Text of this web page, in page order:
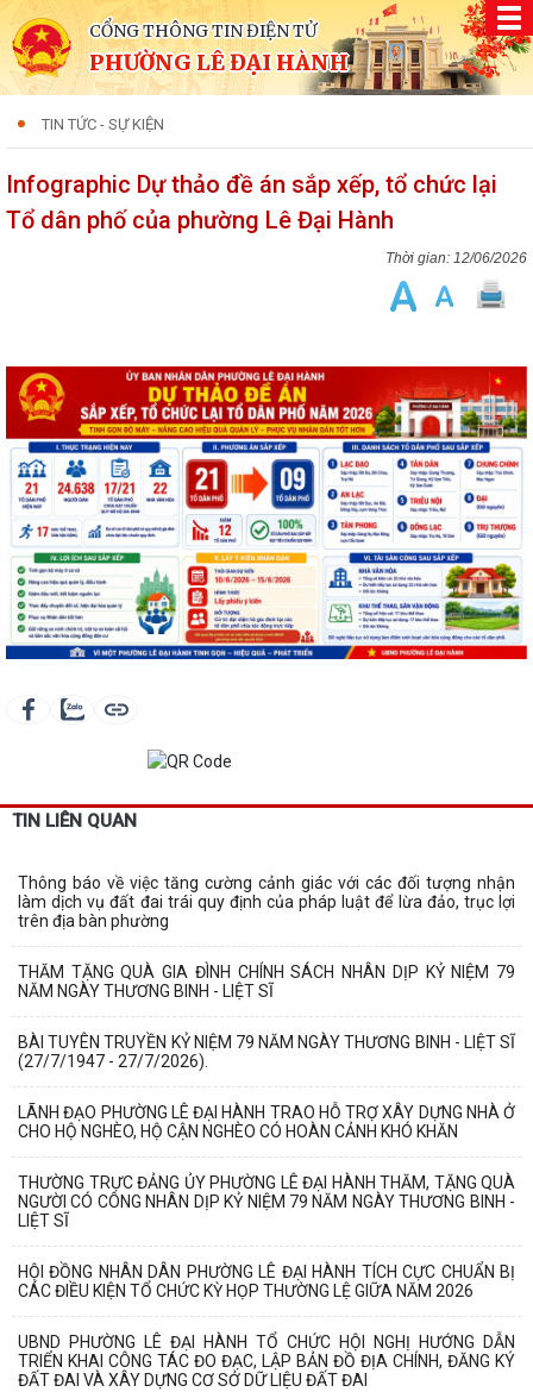
CỔNG THÔNG TIN ĐIỆN TỬ
PHƯỜNG LÊ ĐẠI HÀNH
TIN TỨC - SỰ KIỆN
Infographic Dự thảo đề án sắp xếp, tổ chức lại
Tổ dân phố của phường Lê Đại Hành
12/06/2026
TIN LIÊN QUAN
Thông báo về việc tăng cường cảnh giác với các đối tượng nhận
làm dịch vụ đất đai trái quy định của pháp luật để lừa đảo, trục lợi
trên địa bàn phường
THĂM TẶNG QUÀ GIA ĐÌNH CHÍNH SÁCH NHÂN DỊP KỶ NIỆM 79
NĂM NGÀY THƯƠNG BINH - LIỆT SĨ
BÀI TUYÊN TRUYỀN KỶ NIỆM 79 NĂM NGÀY THƯƠNG BINH - LIỆT SĨ
(27/7/1947 - 27/7/2026).
LÃNH ĐẠO PHƯỜNG LÊ ĐẠI HÀNH TRAO HỖ TRỢ XÂY DỰNG NHÀ Ở
CHO HỘ NGHÈO, HỘ CẬN NGHÈO CÓ HOÀN CẢNH KHÓ KHĂN
THƯỜNG TRỰC ĐẢNG ỦY PHƯỜNG LÊ ĐẠI HÀNH THĂM, TẶNG QUÀ
NGƯỜI CÓ CÔNG NHÂN DỊP KỶ NIỆM 79 NĂM NGÀY THƯƠNG BINH -
LIỆT SĨ
HỘI ĐỒNG NHÂN DÂN PHƯỜNG LÊ ĐẠI HÀNH TÍCH CỰC CHUẨN BỊ
CÁC ĐIỀU KIỆN TỔ CHỨC KỲ HỌP THƯỜNG LỆ GIỮA NĂM 2026
UBND PHƯỜNG LÊ ĐẠI HÀNH TỔ CHỨC HỘI NGHỊ HƯỚNG DẪN
TRIỂN KHAI CÔNG TÁC ĐO ĐẠC, LẬP BẢN ĐỒ ĐỊA CHÍNH, ĐĂNG KÝ
ĐẤT ĐAI VÀ XÂY DỰNG CƠ SỞ DỮ LIỆU ĐẤT ĐAI